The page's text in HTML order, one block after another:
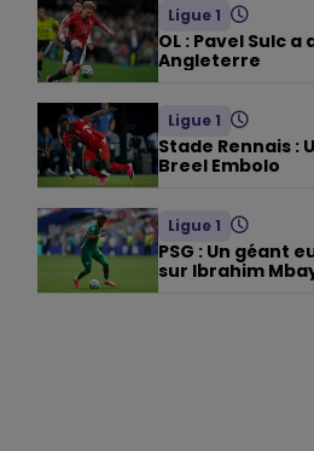
Ligue 1
OL : Pavel Sulc
Angleterre
Ligue 1
Stade Rennais :
Breel Embolo
Ligue 1
PSG : Un géant
sur Ibrahim